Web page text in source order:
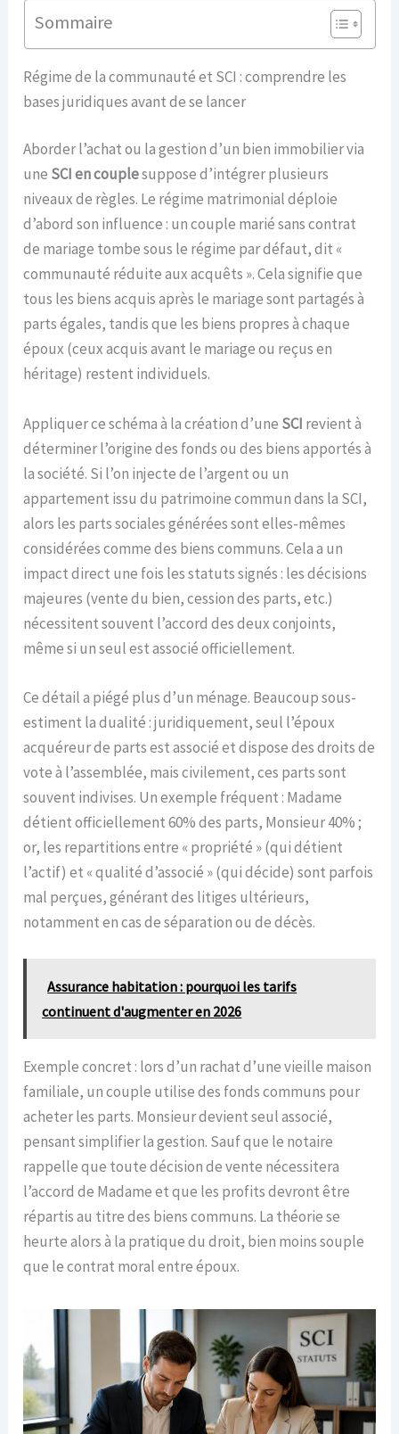
Sommaire
Régime de la communauté et SCI : comprendre les
bases juridiques avant de se lancer
Aborder l’achat ou la gestion d’un bien immobilier via
une SCI en couplesuppose d’intégrer plusieurs
niveaux de règles. Le régime matrimonial déploie
d’abord son influence : un couple marié sans contrat
de mariage tombe sous le régime par défaut, dit «
communauté réduite aux acquêts ». Cela signifie que
tous les biens acquis après le mariage sont partagés à
parts égales, tandis que les biens propres à chaque
époux (ceux acquis avant le mariage ou reçus en
héritage) restent individuels.
Appliquer ce schéma à la création d’une SCI revient à
déterminer l’origine des fonds ou des biens apportés à
la société. Si l’on injecte de l’argent ou un
appartement issu du patrimoine commun dans la SCI,
alors les parts sociales générées sont elles-mêmes
considérées comme des biens communs. Cela a un
impact direct une fois les statuts signés : les décisions
majeures (vente du bien, cession des parts, etc.)
nécessitent souvent l’accord des deux conjoints,
même si un seul est associé officiellement.
Ce détail a piégé plus d’un ménage. Beaucoup sous-
estiment la dualité : juridiquement, seul l’époux
acquéreur de parts est associé et dispose des droits de
vote à l’assemblée, mais civilement, ces parts sont
souvent indivises. Un exemple fréquent : Madame
détient officiellement 60% des parts, Monsieur 40% ;
or, les repartitions entre « propriété » (qui détient
l’actif) et « qualité d’associé » (qui décide) sont parfois
mal perçues, générant des litiges ultérieurs,
notamment en cas de séparation ou de décès.
Assurance habitation : pourquoi les tarifs
continuent d'augmenter en 2026
Exemple concret : lors d’un rachat d’une vieille maison
familiale, un couple utilise des fonds communs pour
acheter les parts. Monsieur devient seul associé,
pensant simplifier la gestion. Sauf que le notaire
rappelle que toute décision de vente nécessitera
l’accord de Madame et que les profits devront être
répartis au titre des biens communs. La théorie se
heurte alors à la pratique du droit, bien moins souple
que le contrat moral entre époux.